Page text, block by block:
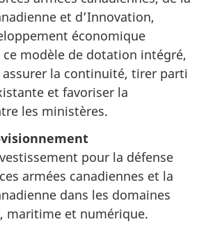
et d’Innovation,
économique
ce modèle de dotation intégré,
assurer la continuité, tirer parti
et favoriser la
les ministères.
pour la défense
armées canadiennes et la
dans les domaines
maritime et numérique.